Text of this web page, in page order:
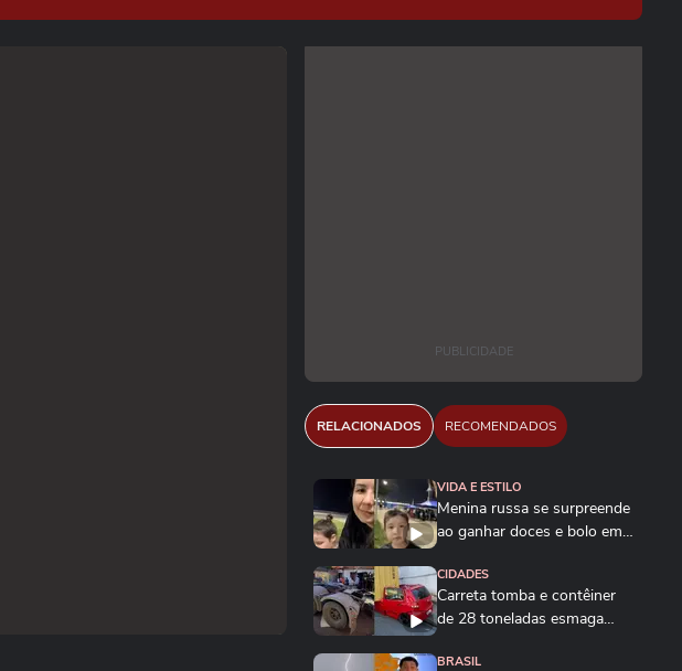
PUBLICIDADE
RELACIONADOS RECOMENDADOS
VIDA E ESTILO
Menina russa se surpreende
ao ganhar doces e bolo em
CIDADES
Carreta tomba e contêiner
de 28 toneladas esmaga
BRASIL